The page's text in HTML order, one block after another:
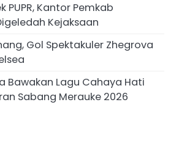
PUPR, Kantor Pemkab
Kejaksaan
Gol Spektakuler Zhegrova
Bawakan Lagu Cahaya Hati
Sabang Merauke 2026